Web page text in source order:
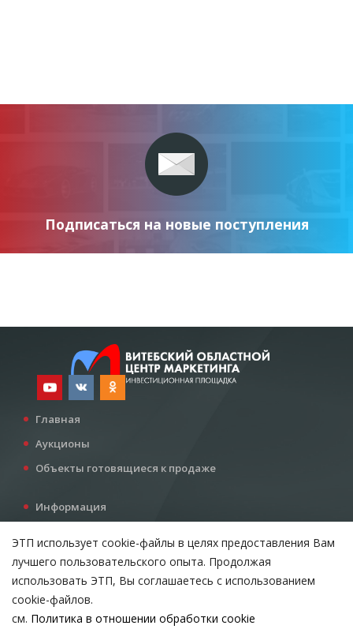
Подписаться на новые поступления
Главная
Аукционы
Объекты готовящиеся к продаже
Информация
Все для инвестора
Контакты
Возникли вопросы?
ЭТП использует cookie-файлы в целях предоставления Вам
лучшего пользовательского опыта. Продолжая
использовать ЭТП, Вы соглашаетесь с использованием
cookie-файлов.
см. Политика в отношении обработки cookie